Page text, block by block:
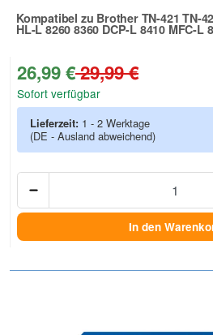
Kompatibel zu Brother TN-421 TN-
HL-L 8260 8360 DCP-L 8410 MFC-L
26,99 €29,99 €
Sofort verfügbar
Lieferzeit: 1 - 2 Werktage
(DE - Ausland abweichend)
In den